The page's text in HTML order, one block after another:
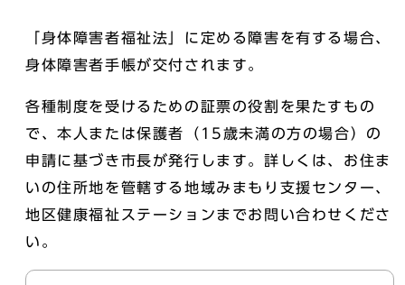
「身体障害者福祉法」に定める障害を有する場合、
身体障害者手帳が交付されます。
各種制度を受けるための証票の役割を果たすもの
で、本人または保護者（15歳未満の方の場合）の
申請に基づき市長が発行します。詳しくは、お住ま
いの住所地を管轄する地域みまもり支援センター、
地区健康福祉ステーションまでお問い合わせくださ
い。